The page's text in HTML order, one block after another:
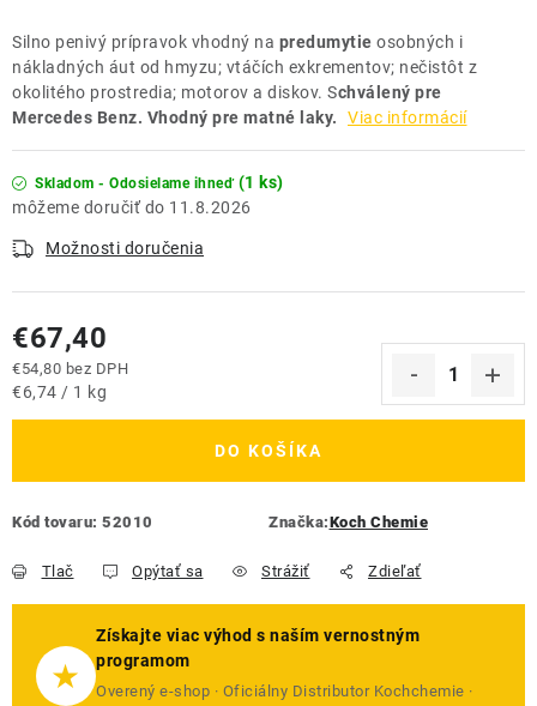
Silno penivý prípravok vhodný na predumytie osobných i
nákladných áut od hmyzu; vtáčích exkrementov; nečistôt z
okolitého prostredia; motorov a diskov. Schválený pre
Mercedes Benz. Vhodný pre matné laky.
Viac informácií
Skladom - Odosielame ihneď (1 ks)
11.8.2026
Možnosti doručenia
€67,40
€54,80 bez DPH
Jednotková cena:
€6,74 / 1 kg
DO KOŠÍKA
Kód tovaru: 52010 Značka:Koch Chemie
Tlač Opýtať sa Strážiť Zdieľať
★
Získajte viac výhod s naším vernostným
programom
Overený e-shop · Oficiálny Distributor Kochchemie ·